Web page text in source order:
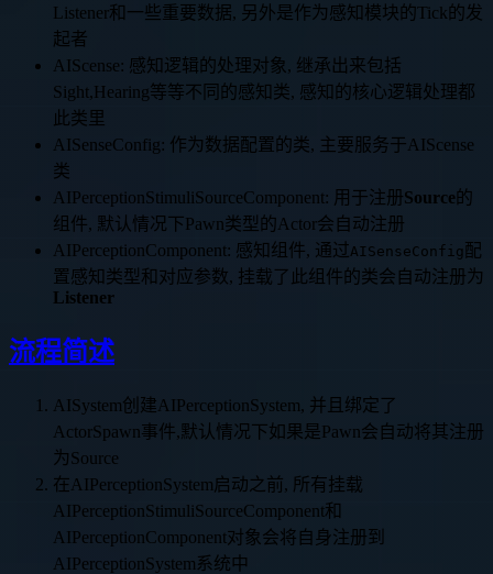
Listener和一些重要数据, 另外是作为感知模块的Tick的发
起者
AIScense: 感知逻辑的处理对象, 继承出来包括
Sight,Hearing等等不同的感知类, 感知的核心逻辑处理都
此类里
AISenseConfig: 作为数据配置的类, 主要服务于AIScense
类
AIPerceptionStimuliSourceComponent: 用于注册Source的
组件, 默认情况下Pawn类型的Actor会自动注册
AIPerceptionComponent: 感知组件, 通过AISenseConfig配
置感知类型和对应参数, 挂载了此组件的类会自动注册为
Listener
流程简述
AISystem创建AIPerceptionSystem, 并且绑定了
ActorSpawn事件,默认情况下如果是Pawn会自动将其注册
为Source
在AIPerceptionSystem启动之前, 所有挂载
AIPerceptionStimuliSourceComponent和
AIPerceptionComponent对象会将自身注册到
AIPerceptionSystem系统中